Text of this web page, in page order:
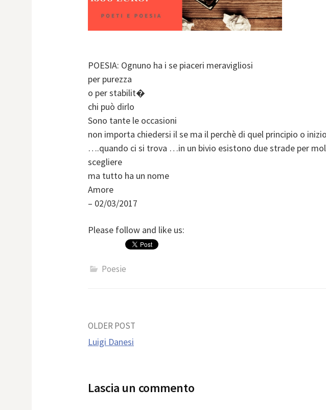
POESIA: Ognuno ha i se piaceri meravigliosi
per purezza
o per stabilit�
chi può dirlo
Sono tante le occasioni
non importa chiedersi il se ma il perchè di quel principio o
….quando ci si trova …in un bivio esistono due strade per
scegliere
ma tutto ha un nome
Amore
– 02/03/2017
Please follow and like us:
Poesie
Post
OLDER POST
Luigi Danesi
Lascia un commento